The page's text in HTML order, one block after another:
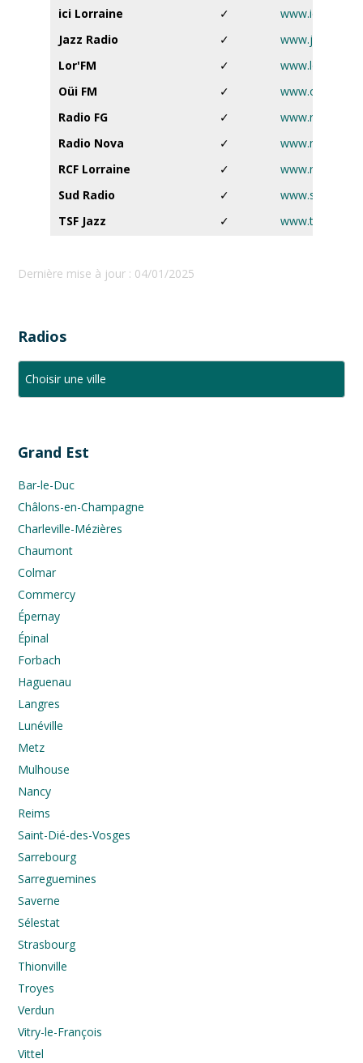
ici Lorraine ✓
www.ici.fr
Jazz Radio
✓
Lor'FM
✓
Oüi FM
✓
www.ouifm.fr
Radio FG
✓
Radio Nova
✓
www.nova.fr
RCF Lorraine
✓
www.rcf.fr
Sud Radio
✓
TSF Jazz
✓
Dernière mise à jour : 04/01/2025
Radios
Grand Est
Bar-le-Duc
Châlons-en-Champagne
Charleville-Mézières
Chaumont
Colmar
Commercy
Épernay
Épinal
Forbach
Haguenau
Langres
Lunéville
Metz
Mulhouse
Nancy
Reims
Saint-Dié-des-Vosges
Sarrebourg
Sarreguemines
Saverne
Sélestat
Strasbourg
Thionville
Troyes
Verdun
Vitry-le-François
Vittel